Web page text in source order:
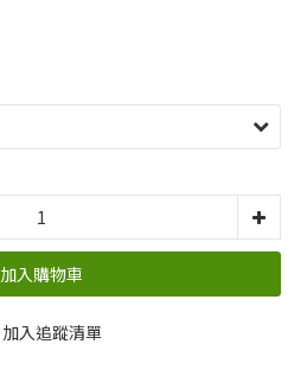
加入購物車
加入追蹤清單